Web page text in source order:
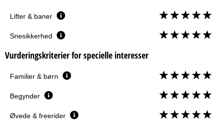
Lifter & baner
Snesikkerhed
Vurderingskriterier for specielle interesser
Familier & børn
Begynder
Øvede & freerider